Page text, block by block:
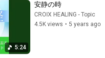
5:24
安静の時
CROIX HEALING - Topic
4.5K views • 5 years ago